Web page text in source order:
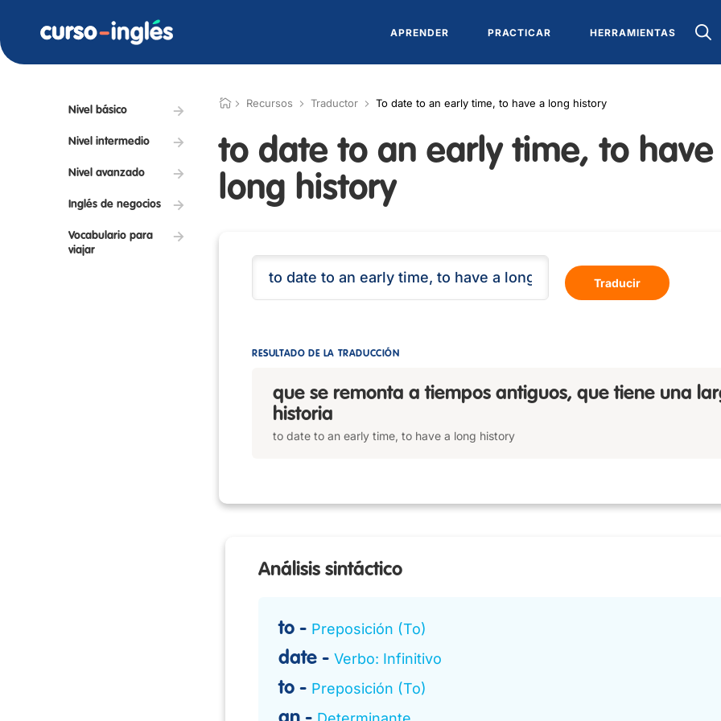
APRENDER PRACTICAR HERRAMIENTAS
Nivel básico
Nivel intermedio
Nivel avanzado
Inglés de negocios
Vocabulario para
viajar
Recursos Traductor To date to an early time, to have a long history
to date to an early time, to
long history
Traducir
RESULTADO DE LA TRADUCCIÓN
que se remonta a tiempos antiguos, que tiene una
historia
to date to an early time, to have a long history
Análisis sintáctico
to Preposición (To)
date Verbo: Infinitivo
to Preposición (To)